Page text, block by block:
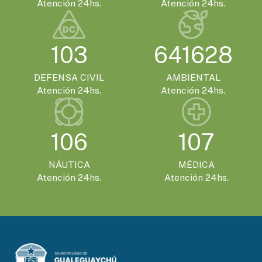
El Encuentro Batuque celebra su 4ª edición
en Gualeguaychú
Atención 24hs.
Atención 24hs.
103
DEFENSA CIVIL
Atención 24hs.
641628
AMBIENTAL
Atención 24hs.
106
NÁUTICA
Atención 24hs.
107
MÉDICA
Atención 24hs.